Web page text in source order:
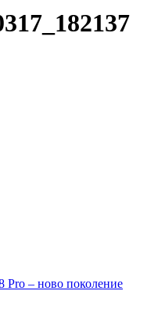
Pro – ново поколение